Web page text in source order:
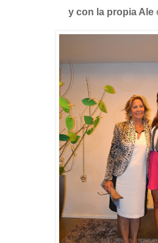
y con la propia Ale